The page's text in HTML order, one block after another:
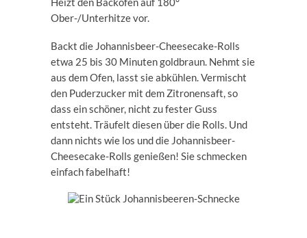
Ober-/Unterhitze vor.
Backt die Johannisbeer-Cheesecake-Rolls
etwa 25 bis 30 Minuten goldbraun. Nehmt sie
aus dem Ofen, lasst sie abkühlen. Vermischt
den Puderzucker mit dem Zitronensaft, so
dass ein schöner, nicht zu fester Guss
entsteht. Träufelt diesen über die Rolls. Und
dann nichts wie los und die Johannisbeer-
Cheesecake-Rolls genießen! Sie schmecken
einfach fabelhaft!